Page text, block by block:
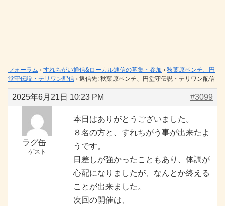
フォーラム › すれちがい通信&ローカル通信の募集・参加 › 秋葉原ベンチ、円
堂守伝説・テリワン配信 › 返信先: 秋葉原ベンチ、円堂守伝説・テリワン配信
2025年6月21日 10:23 PM #3099
ラグ缶
ゲスト
本日はありがとうございました。
８名の方と、すれちがう事が出来たよ
うです。
日差しが強かったこともあり、体調が
心配になりましたが、なんとか終える
ことが出来ました。
次回の開催は、